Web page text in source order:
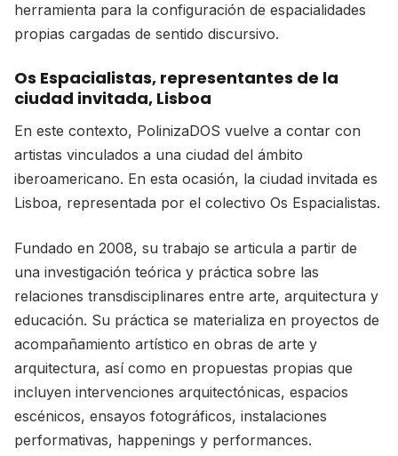
herramienta para la configuración de espacialidades
propias cargadas de sentido discursivo.
Os Espacialistas, representantes de la
ciudad invitada, Lisboa
En este contexto, PolinizaDOS vuelve a contar con
artistas vinculados a una ciudad del ámbito
iberoamericano. En esta ocasión, la ciudad invitada es
Lisboa, representada por el colectivo Os Espacialistas.
Fundado en 2008, su trabajo se articula a partir de
una investigación teórica y práctica sobre las
relaciones transdisciplinares entre arte, arquitectura y
educación. Su práctica se materializa en proyectos de
acompañamiento artístico en obras de arte y
arquitectura, así como en propuestas propias que
incluyen intervenciones arquitectónicas, espacios
escénicos, ensayos fotográficos, instalaciones
performativas, happenings y performances.